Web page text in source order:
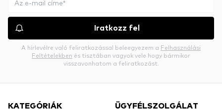
Iratkozz fel
A hírlevélre való feliratkozással beleegyezem a Felhasználási
Feltételekben és tisztában vagyok vele hogy bármikor
visszavonhatom a feliratkozást.
KATEGÓRIÁK ÜGYFÉLSZOLGÁLAT